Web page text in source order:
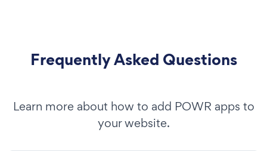
Frequently Asked Questions
Learn more about how to add POWR apps to
your website.